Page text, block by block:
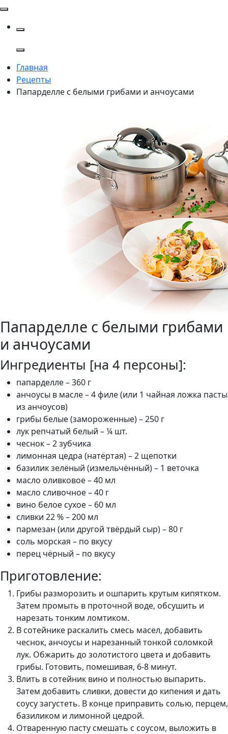
Главная
Рецепты
Папарделле с белыми грибами и анчоусами
Папарделле с белыми грибами
и анчоусами
Ингредиенты [на 4 персоны]:
папарделле – 360 г
анчоусы в масле – 4 филе (или 1 чайная ложка пасты
из анчоусов)
грибы белые (замороженные) – 250 г
лук репчатый белый – ¼ шт.
чеснок – 2 зубчика
лимонная цедра (натёртая) – 2 щепотки
базилик зелёный (измельчённый) – 1 веточка
масло оливковое – 40 мл
масло сливочное – 40 г
вино белое сухое – 60 мл
сливки 22 % – 200 мл
пармезан (или другой твёрдый сыр) – 80 г
соль морская – по вкусу
перец чёрный – по вкусу
Приготовление:
Грибы разморозить и ошпарить крутым кипятком.
Затем промыть в проточной воде, обсушить и
нарезать тонким ломтиком.
В сотейнике раскалить смесь масел, добавить
чеснок, анчоусы и нарезанный тонкой соломкой
лук. Обжарить до золотистого цвета и добавить
грибы. Готовить, помешивая, 6-8 минут.
Влить в сотейник вино и полностью выпарить.
Затем добавить сливки, довести до кипения и дать
соусу загустеть. В конце приправить солью, перцем,
базиликом и лимонной цедрой.
Отваренную пасту смешать с соусом, выложить в